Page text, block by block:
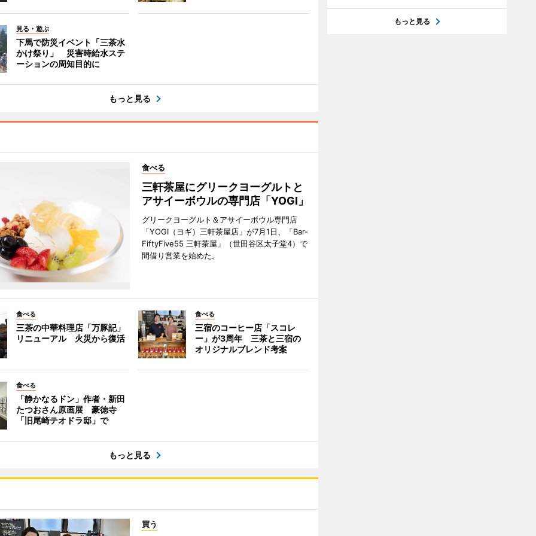
見る・遊ぶ
下馬で防災イベント「三茶水
かけ祭り」 災害時給水ステ
ーションの周知目的に
もっと見る
食べる
三軒茶屋にグリークヨーグルトと
アサイーボウルの専門店「YOGI」
グリークヨーグルト＆アサイーボウル専門店
「YOGI（ヨギ）三軒茶屋店」が7月1日、「Bar-
FiftyFive55 三軒茶屋」（世田谷区太子堂4）で
間借り営業を始めた。
食べる
三茶の中華料理店「万豚記」
リニューアル 火災から復活
食べる
三宿のコーヒー店「スコレ
ー」が3周年 三茶と三宿の
オリジナルブレンド考案
食べる
「静かなるドン」作者・新田
たつおさん原画展 豪徳寺
「旧尾崎テオドラ邸」で
もっと見る
買う
もっと見る